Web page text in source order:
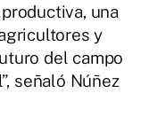
una
y
del campo
señaló Núñez